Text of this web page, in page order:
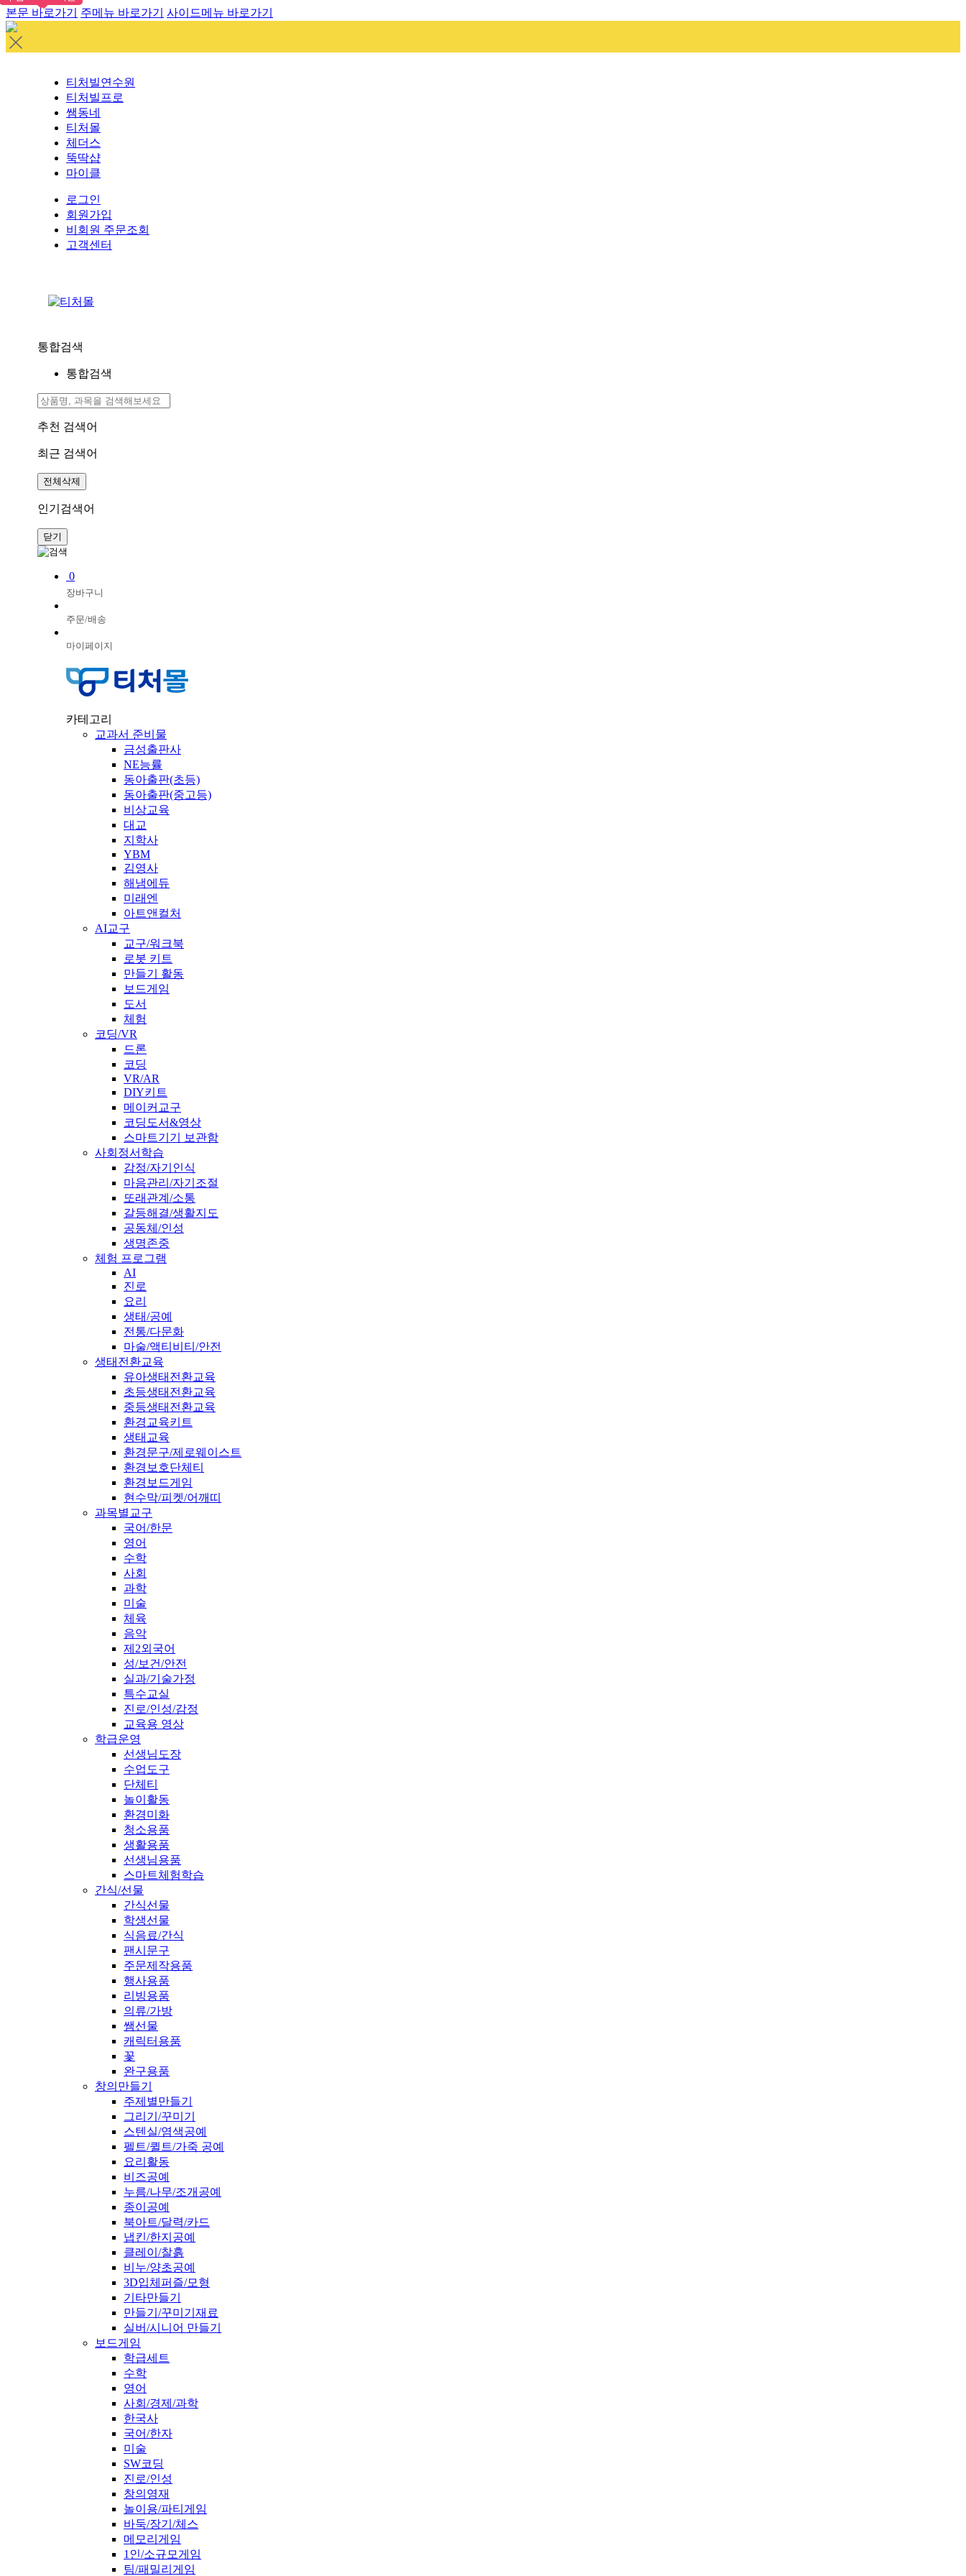
본문 바로가기 주메뉴 바로가기 사이드메뉴 바로가기
티처빌연수원
티처빌프로
쌤동네
티처몰
체더스
뚝딱샵
마이클
로그인
회원가입
비회원 주문조회
고객센터
통합검색
통합검색
추천 검색어
최근 검색어
전체삭제
인기검색어
닫기
0
장바구니
주문/배송
마이페이지
카테고리
교과서 준비물
금성출판사
NE능률
동아출판(초등)
동아출판(중고등)
비상교육
대교
지학사
YBM
김영사
해냄에듀
미래엔
아트앤컬처
AI교구
교구/워크북
로봇 키트
만들기 활동
보드게임
도서
체험
코딩/VR
드론
코딩
VR/AR
DIY키트
메이커교구
코딩도서&영상
스마트기기 보관함
사회정서학습
감정/자기인식
마음관리/자기조절
또래관계/소통
갈등해결/생활지도
공동체/인성
생명존중
체험 프로그램
AI
진로
요리
생태/공예
전통/다문화
마술/액티비티/안전
생태전환교육
유아생태전환교육
초등생태전환교육
중등생태전환교육
환경교육키트
생태교육
환경문구/제로웨이스트
환경보호단체티
환경보드게임
현수막/피켓/어깨띠
과목별교구
국어/한문
영어
수학
사회
과학
미술
체육
음악
제2외국어
성/보건/안전
실과/기술가정
특수교실
진로/인성/감정
교육용 영상
학급운영
선생님도장
수업도구
단체티
놀이활동
환경미화
청소용품
생활용품
선생님용품
스마트체험학습
간식/선물
간식선물
학생선물
식음료/간식
팬시문구
주문제작용품
행사용품
리빙용품
의류/가방
쌤선물
캐릭터용품
꽃
완구용품
창의만들기
주제별만들기
그리기/꾸미기
스텐실/염색공예
펠트/퀼트/가죽 공예
요리활동
비즈공예
누름/나무/조개공예
종이공예
북아트/달력/카드
냅킨/한지공예
클레이/찰흙
비누/양초공예
3D입체퍼즐/모형
기타만들기
만들기/꾸미기재료
실버/시니어 만들기
보드게임
학급세트
수학
영어
사회/경제/과학
한국사
국어/한자
미술
SW코딩
진로/인성
창의영재
놀이용/파티게임
바둑/장기/체스
메모리게임
1인/소규모게임
팀/패밀리게임